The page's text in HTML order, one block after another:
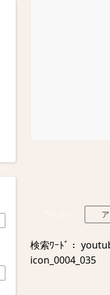
検索ﾜｰﾄﾞ：
icon_0004_035